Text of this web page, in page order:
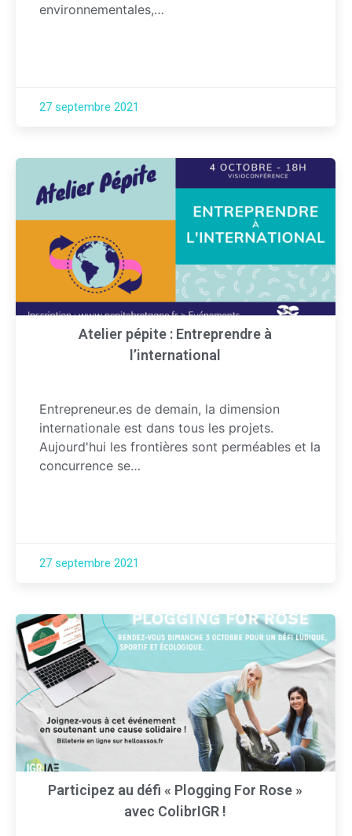
environnementales,…
27 septembre 2021
Atelier pépite : Entreprendre à
l’international
Entrepreneur.es de demain, la dimension
internationale est dans tous les projets.
Aujourd'hui les frontières sont perméables et la
concurrence se…
27 septembre 2021
Participez au défi « Plogging For Rose »
avec ColibrIGR !